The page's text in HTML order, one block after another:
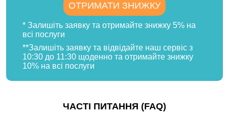
ОТРИМАТИ ЗНИЖКУ
* Залишіть заявку та отримайте знижку 5% на
всі послуги
**Залишіть заявку та відвідайте наш сервіс з
10:30 до 11:30 щоденно та отримайте знижку
10% на всі послуги
ЧАСТІ ПИТАННЯ (FAQ)